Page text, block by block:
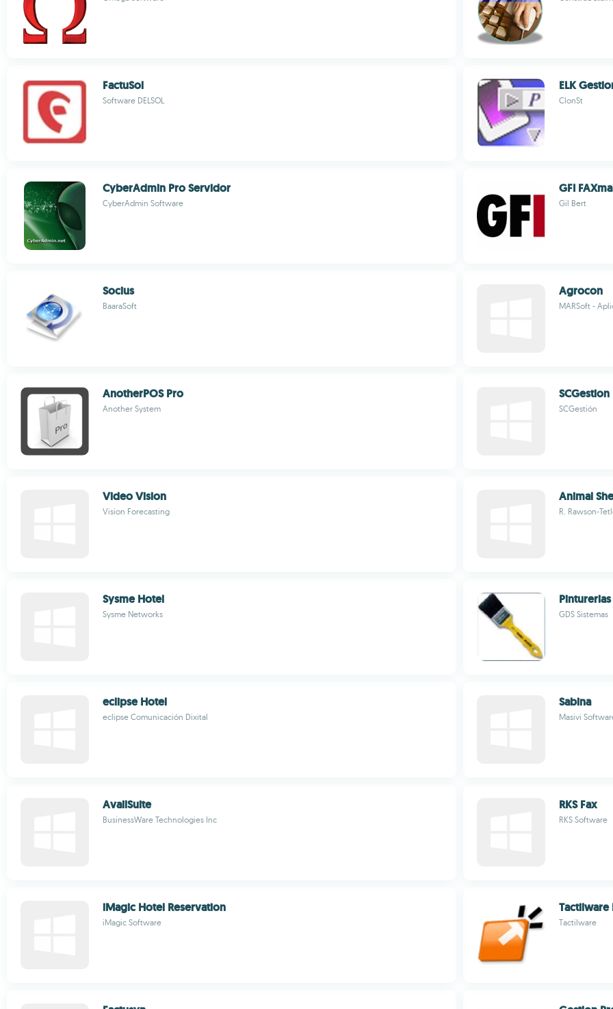
FactuSol
Software DELSOL
ELK
ClonSt
CyberAdmin Pro Servidor
CyberAdmin Software
GFI
Gil Bert
Socius
BaaraSoft
Agrocon
MARSoft -
AnotherPOS Pro
Another System
SCGestion
SCGestión
Video Vision
Vision Forecasting
Animal
R. Rawson-
Sysme Hotel
Sysme Networks
Pinturerias
GDS Sistemas
eclipse Hotel
eclipse Comunicación Dixital
Sabina
Masivi
AvailSuite
BusinessWare Technologies Inc
RKS Fax
RKS Software
iMagic Hotel Reservation
iMagic Software
Tactilware
Tactilware